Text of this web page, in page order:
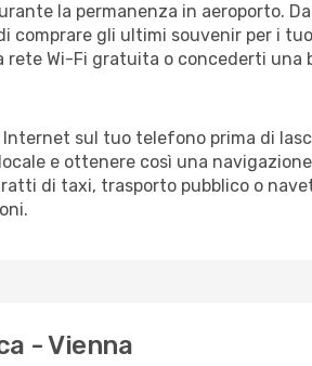
la permanenza in aeroporto.
comprare gli ultimi souvenir per i
Wi-Fi gratuita o concederti una
sul tuo telefono prima di
e ottenere così una
di taxi, trasporto pubblico o
- Vienna